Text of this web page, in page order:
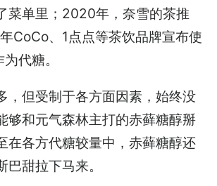
菜单里；2020年，奈雪的茶推
CoCo、1点点等茶饮品牌宣布使
代糖。
，但受制于各方面因素，始终没
够和元气森林主打的赤藓糖醇掰
在各方代糖较量中，赤藓糖醇还
甜拉下马来。